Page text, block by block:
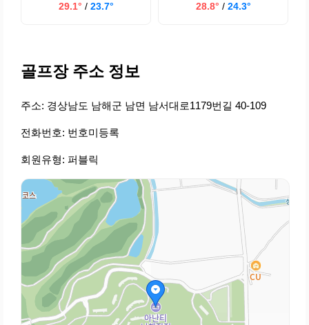
29.1° / 23.7° 28.8° / 24.3°
골프장 주소 정보
주소: 경상남도 남해군 남면 남서대로1179번길 40-109
전화번호: 번호미등록
회원유형: 퍼블릭